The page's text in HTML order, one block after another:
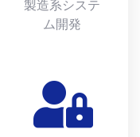
製造系システ
ム開発